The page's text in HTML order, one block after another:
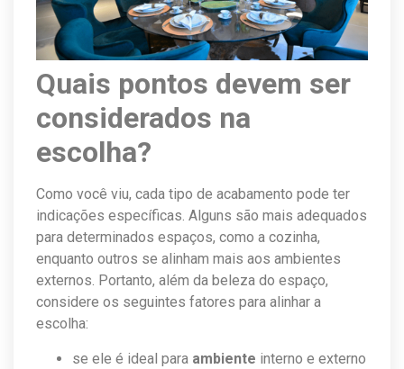
Quais pontos devem ser
considerados na
escolha?
Como você viu, cada tipo de acabamento pode ter
indicações específicas. Alguns são mais adequados
para determinados espaços, como a cozinha,
enquanto outros se alinham mais aos ambientes
externos. Portanto, além da beleza do espaço,
considere os seguintes fatores para alinhar a
escolha:
se ele é ideal para ambiente interno e externo